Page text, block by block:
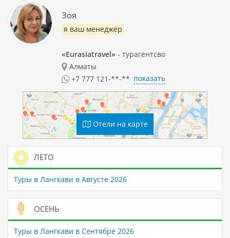
Зоя
я ваш менеджер
«Eurasiatravel» - турагентсво
Алматы
+7 777 121-**-** показать
Отели на карте
ЛЕТО
Туры в Лангкави в Августе 2026
ОСЕНЬ
Туры в Лангкави в Сентябре 2026